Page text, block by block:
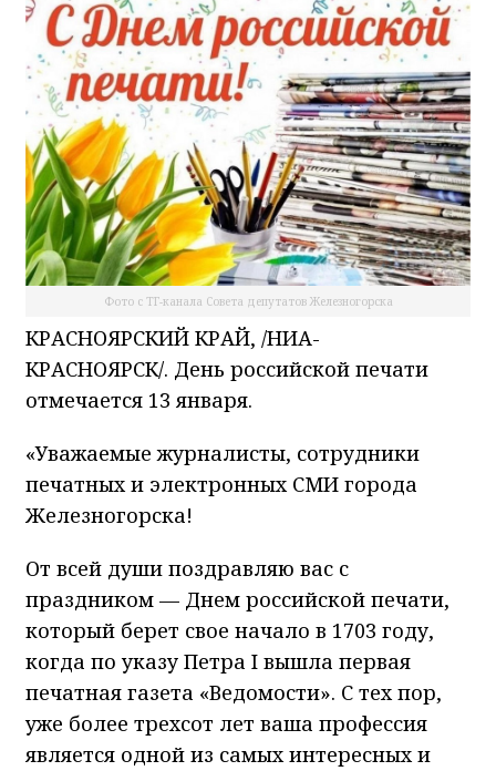
Фото с ТГ-канала Совета депутатов Железногорска
КРАСНОЯРСКИЙ КРАЙ, /НИА-
КРАСНОЯРСК/. День российской печати
отмечается 13 января.
«Уважаемые журналисты, сотрудники
печатных и электронных СМИ города
Железногорска!
От всей души поздравляю вас с
праздником — Днем российской печати,
который берет свое начало в 1703 году,
когда по указу Петра I вышла первая
печатная газета «Ведомости». С тех пор,
уже более трехсот лет ваша профессия
является одной из самых интересных и